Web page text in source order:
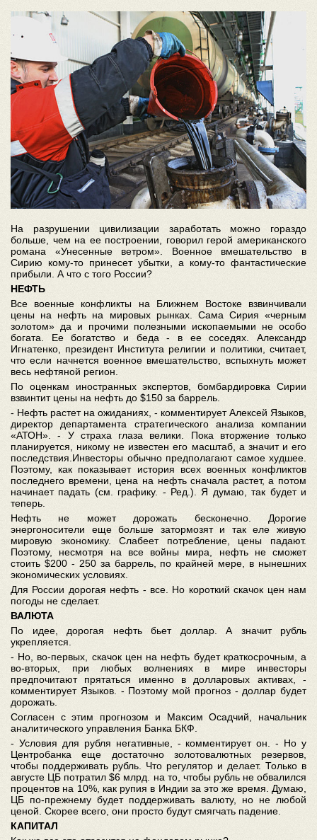
На разрушении цивилизации заработать можно гораздо
больше, чем на ее построении, говорил герой американского
романа «Унесенные ветром». Военное вмешательство в
Сирию кому-то принесет убытки, а кому-то фантастические
прибыли. А что с того России?
НЕФТЬ
Все военные конфликты на Ближнем Востоке взвинчивали
цены на нефть на мировых рынках. Сама Сирия «черным
золотом» да и прочими полезными ископаемыми не особо
богата. Ее богатство и беда - в ее соседях. Александр
Игнатенко, президент Института религии и политики, считает,
что если начнется военное вмешательство, вспыхнуть может
весь нефтяной регион.
По оценкам иностранных экспертов, бомбардировка Сирии
взвинтит цены на нефть до $150 за баррель.
- Нефть растет на ожиданиях, - комментирует Алексей Языков,
директор департамента стратегического анализа компании
«АТОН». - У страха глаза велики. Пока вторжение только
планируется, никому не известен его масштаб, а значит и его
последствия.Инвесторы обычно предполагают самое худшее.
Поэтому, как показывает история всех военных конфликтов
последнего времени, цена на нефть сначала растет, а потом
начинает падать (см. графику. - Ред.). Я думаю, так будет и
теперь.
Нефть не может дорожать бесконечно. Дорогие
энергоносители еще больше затормозят и так еле живую
мировую экономику. Слабеет потребление, цены падают.
Поэтому, несмотря на все войны мира, нефть не сможет
стоить $200 - 250 за баррель, по крайней мере, в нынешних
экономических условиях.
Для России дорогая нефть - все. Но короткий скачок цен нам
погоды не сделает.
ВАЛЮТА
По идее, дорогая нефть бьет доллар. А значит рубль
укрепляется.
- Но, во-первых, скачок цен на нефть будет краткосрочным, а
во-вторых, при любых волнениях в мире инвесторы
предпочитают прятаться именно в долларовых активах, -
комментирует Языков. - Поэтому мой прогноз - доллар будет
дорожать.
Согласен с этим прогнозом и Максим Осадчий, начальник
аналитического управления Банка БКФ.
- Условия для рубля негативные, - комментирует он. - Но у
Центробанка еще достаточно золотовалютных резервов,
чтобы поддерживать рубль. Что регулятор и делает. Только в
августе ЦБ потратил $6 млрд. на то, чтобы рубль не обвалился
процентов на 10%, как рупия в Индии за это же время. Думаю,
ЦБ по-прежнему будет поддерживать валюту, но не любой
ценой. Скорее всего, они просто будут смягчать падение.
КАПИТАЛ